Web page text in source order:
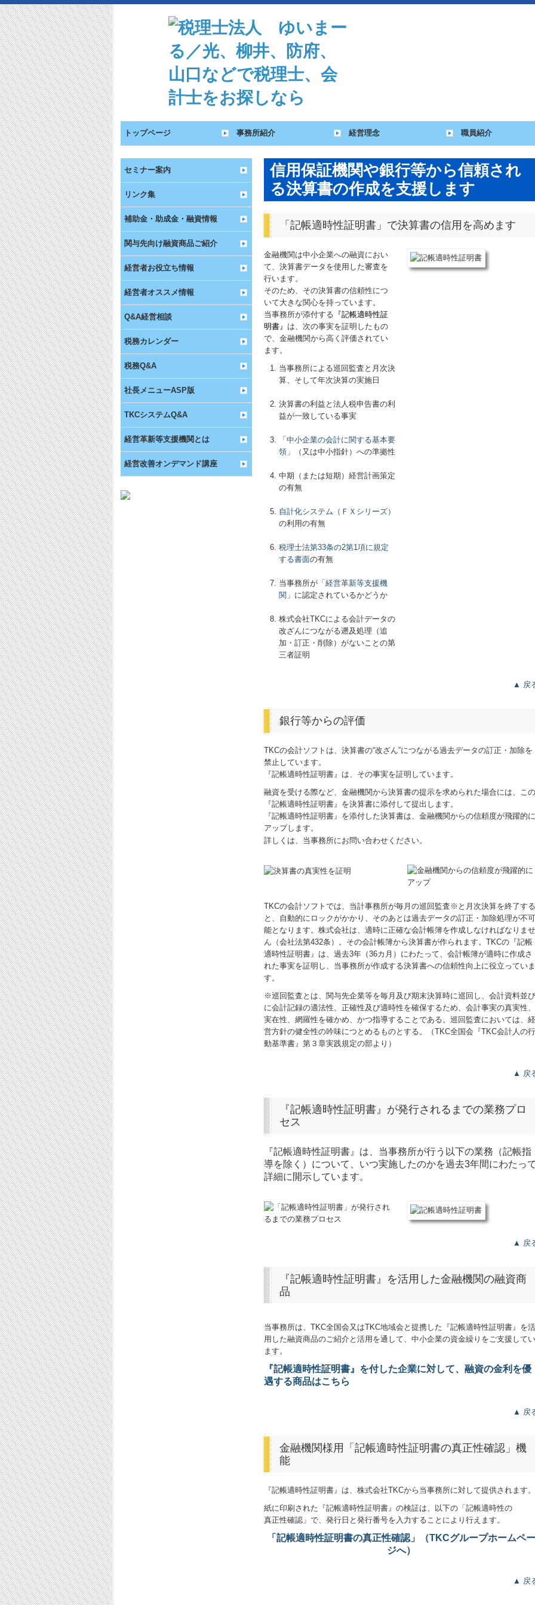
トップページ 事務所紹介 経営理念 職員紹介
セミナー案内
リンク集
補助金・助成金・融資情報
関与先向け融資商品ご紹介
経営者お役立ち情報
経営者オススメ情報
Q&A経営相談
税務カレンダー
税務Q&A
社長メニューASP版
TKCシステムQ&A
経営革新等支援機関とは
経営改善オンデマンド講座
信用保証機関や銀行等から信頼され
る決算書の作成を支援します
「記帳適時性証明書」で決算書の信用を高めます
金融機関は中小企業への融資におい
て、決算書データを使用した審査を
行います。
そのため、その決算書の信頼性につ
いて大きな関心を持っています。
当事務所が添付する 『記帳適時性証
明書』 は、次の事実を証明したもの
で、金融機関から高く評価されてい
ます。
当事務所による巡回監査と月次決
算、そして年次決算の実施日
決算書の利益と法人税申告書の利
益が一致している事実
「中小企業の会計に関する基本要
領」
（又は中小指針）への準拠性
中期（または短期）経営計画策定
の有無
自計化システム（ＦＸシリーズ）
の利用の有無
税理士法第33条の2第1項に規定
する書面の有無
当事務所が 「経営革新等支援機
関」 に認定されているかどうか
株式会社TKCによる会計データの
改ざんにつながる遡及処理（追
加・訂正・削除）がないことの第
三者証明
▲ 戻
銀行等からの評価
TKCの会計ソフトは、決算書の“改ざん”につながる過去データの訂正・加除を
禁止しています。
『記帳適時性証明書』は、その事実を証明しています。
融資を受ける際など、金融機関から決算書の提示を求められた場合には、この
『記帳適時性証明書』を決算書に添付して提出します。
『記帳適時性証明書』を添付した決算書は、金融機関からの信頼度が飛躍的に
アップします。
詳しくは、当事務所にお問い合わせください。
TKCの会計ソフトでは、当計事務所が毎月の巡回監査※と月次決算を終了する
と、自動的にロックがかかり、そのあとは過去データの訂正・加除処理が不可
能となります。株式会社は、適時に正確な会計帳簿を作成しなければなりませ
ん（会社法第432条）。その会計帳簿から決算書が作られます。TKCの『記帳
適時性証明書』は、過去3年（36カ月）にわたって、会計帳簿が適時に作成さ
れた事実を証明し、当事務所が作成する決算書への信頼性向上に役立っていま
す。
※巡回監査とは、関与先企業等を毎月及び期末決算時に巡回し、会計資料並び
に会計記録の適法性、正確性及び適時性を確保するため、会計事実の真実性、
実在性、網羅性を確かめ、かつ指導することである。巡回監査においては、経
営方針の健全性の吟味につとめるものとする。（TKC全国会『TKC会計人の行
動基準書』第３章実践規定の部より）
▲ 戻
『記帳適時性証明書』が発行されるまでの業務プロ
セス
『記帳適時性証明書』は、当事務所が行う以下の業務（記帳指
導を除く）について、いつ実施したのかを過去3年間にわたっ
詳細に開示しています。
▲ 戻
『記帳適時性証明書』を活用した金融機関の融資商
品
当事務所は、TKC全国会又はTKC地域会と提携した『記帳適時性証明書』 を活
用した融資商品のご紹介と活用を通して、中小企業の資金繰りをご支援してい
ます。
『記帳適時性証明書』を付した企業に対して、 融資の金利を優
遇する商品はこちら
▲ 戻
金融機関様用「記帳適時性証明書の真正性確認」機
能
『記帳適時性証明書』 は、株式会社TKCから当事務所に対して提供されます。
紙に印刷された『記帳適時性証明書』 の検証は、以下の「記帳適時性の
真正性確認」 で、発行日と発行番号を入力することにより行えます。
「記帳適時性証明書の真正性確認」（TKCグループホームペー
ジへ）
▲ 戻